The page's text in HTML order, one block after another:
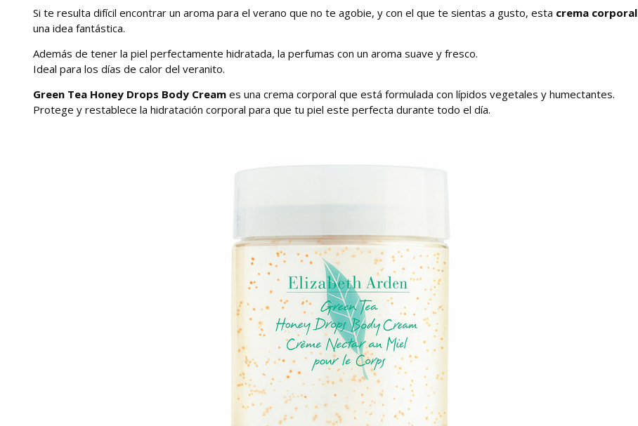
Si te resulta difícil encontrar un aroma para el verano que no te agobie, y con el que te sientas a gusto, esta crema corporal
una idea fantástica.
Además de tener la piel perfectamente hidratada, la perfumas con un aroma suave y fresco.
Ideal para los días de calor del veranito.
Green Tea Honey Drops Body Cream es una crema corporal que está formulada con lípidos vegetales y humectantes.
Protege y restablece la hidratación corporal para que tu piel este perfecta durante todo el día.